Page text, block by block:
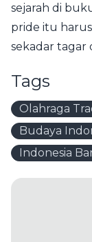
sejarah di
pride itu
sekadar tagar
Tags
Olahraga
Budaya
Indonesia